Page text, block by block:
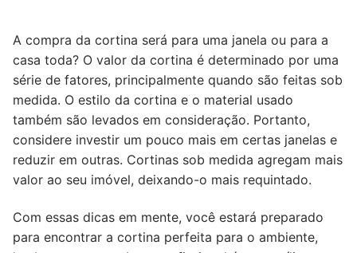
A compra da cortina será para uma janela ou para a
casa toda? O valor da cortina é determinado por uma
série de fatores, principalmente quando são feitas sob
medida. O estilo da cortina e o material usado
também são levados em consideração. Portanto,
considere investir um pouco mais em certas janelas e
reduzir em outras. Cortinas sob medida agregam mais
valor ao seu imóvel, deixando-o mais requintado.
Com essas dicas em mente, você estará preparado
para encontrar a cortina perfeita para o ambiente,